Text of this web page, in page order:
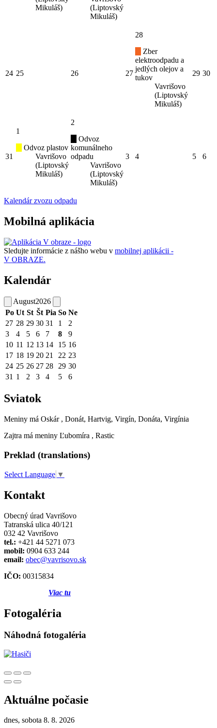
Mikuláš)
(Liptovský
Mikuláš)
24 25 26 27
28
Zber
elektroodpadu a
jedlých olejov a
tukov
Vavrišovo
(Liptovský
Mikuláš)
29 30
31
1
Odvoz plastov
Vavrišovo
(Liptovský
Mikuláš)
2
Odvoz
komunálneho
odpadu
Vavrišovo
(Liptovský
Mikuláš)
3 4 5 6
Kalendár zvozu odpadu
Mobilná aplikácia
Sledujte informácie z nášho webu v mobilnej aplikácii -
V OBRAZE.
Kalendár
August2026
Po Ut St Št Pia So Ne
27 28 29 30 31 1
2
3
4 5 6 7 8
9
10 11 12 13 14 15 16
17 18 19 20 21 22 23
24 25 26 27 28 29 30
31 1 2 3 4 5 6
Sviatok
Meniny má Oskár , Donát, Hartvig, Virgín, Donáta, Virgínia
Zajtra má meniny Ľubomíra , Rastic
Preklad (translations)
Select Language ▼
Kontakt
Obecný úrad Vavrišovo
Tatranská ulica 40/121
032 42 Vavrišovo
tel.: +421 44 5271 073
mobil: 0904 633 244
email: obec@vavrisovo.sk
IČO: 00315834
Viac tu
Fotogaléria
Náhodná fotogaléria
Aktuálne počasie
dnes, sobota 8. 8. 2026